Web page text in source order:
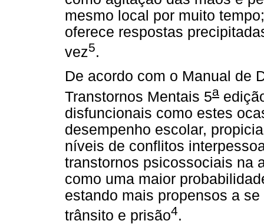
mesmo local por muito
oferece respostas
vez5.
De acordo com o Manual de
Transtornos Mentais 5a
disfuncionais como estes
desempenho escolar,
níveis de conflitos
transtornos psicossociais na
como uma maior
estando mais propensos a
trânsito e prisão4.